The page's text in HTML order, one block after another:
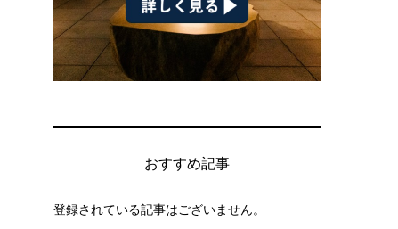
おすすめ記事
登録されている記事はございません。